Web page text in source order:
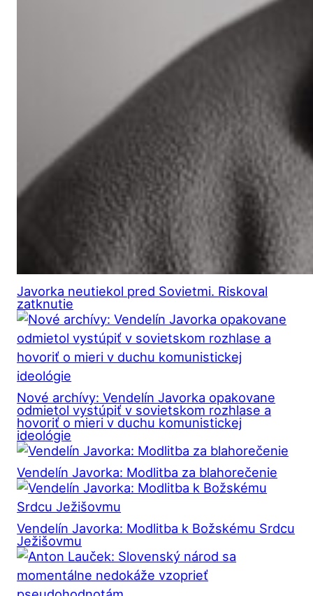
Javorka neutiekol pred Sovietmi. Riskoval
zatknutie
Nové archívy: Vendelín Javorka opakovane
odmietol vystúpiť v sovietskom rozhlase a
hovoriť o mieri v duchu komunistickej
ideológie
Vendelín Javorka: Modlitba za blahorečenie
Vendelín Javorka: Modlitba k Božskému Srdcu
Ježišovmu